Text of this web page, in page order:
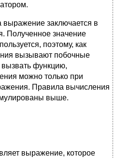
заключается в
Полученное значение
поэтому, как
вызывают побочные
функцию,
можно только при
Правила вычисления
выше.
выражение, которое